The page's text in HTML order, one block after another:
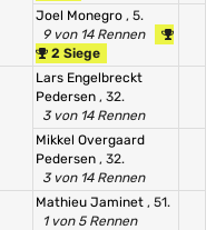
Joel Monegro , 5.
9 von 14 Rennen
2 Siege
Lars Engelbreckt
Pedersen , 32.
3 von 14 Rennen
Mikkel Overgaard
Pedersen , 32.
3 von 14 Rennen
Mathieu Jaminet , 51.
1 von 5 Rennen